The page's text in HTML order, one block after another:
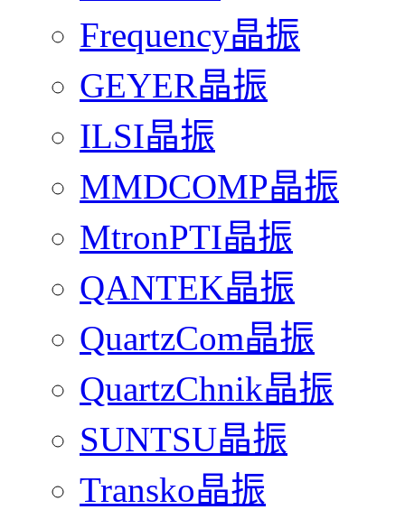
Frequency晶振
GEYER晶振
ILSI晶振
MMDCOMP晶振
MtronPTI晶振
QANTEK晶振
QuartzCom晶振
QuartzChnik晶振
SUNTSU晶振
Transko晶振